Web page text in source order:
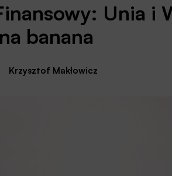
Unia i
banana
Krzysztof Makłowicz